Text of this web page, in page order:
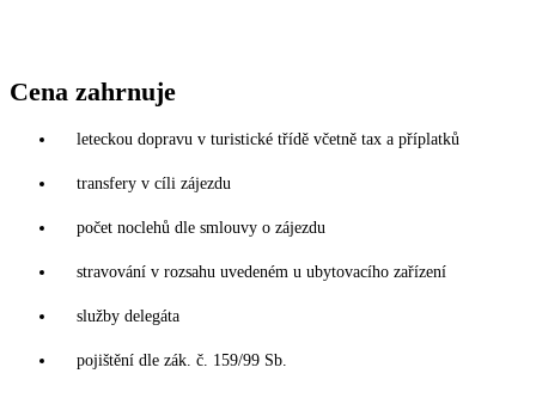
Cena zahrnuje
leteckou dopravu v turistické třídě včetně tax a příplatků
transfery v cíli zájezdu
počet noclehů dle smlouvy o zájezdu
stravování v rozsahu uvedeném u ubytovacího zařízení
služby delegáta
pojištění dle zák. č. 159/99 Sb.